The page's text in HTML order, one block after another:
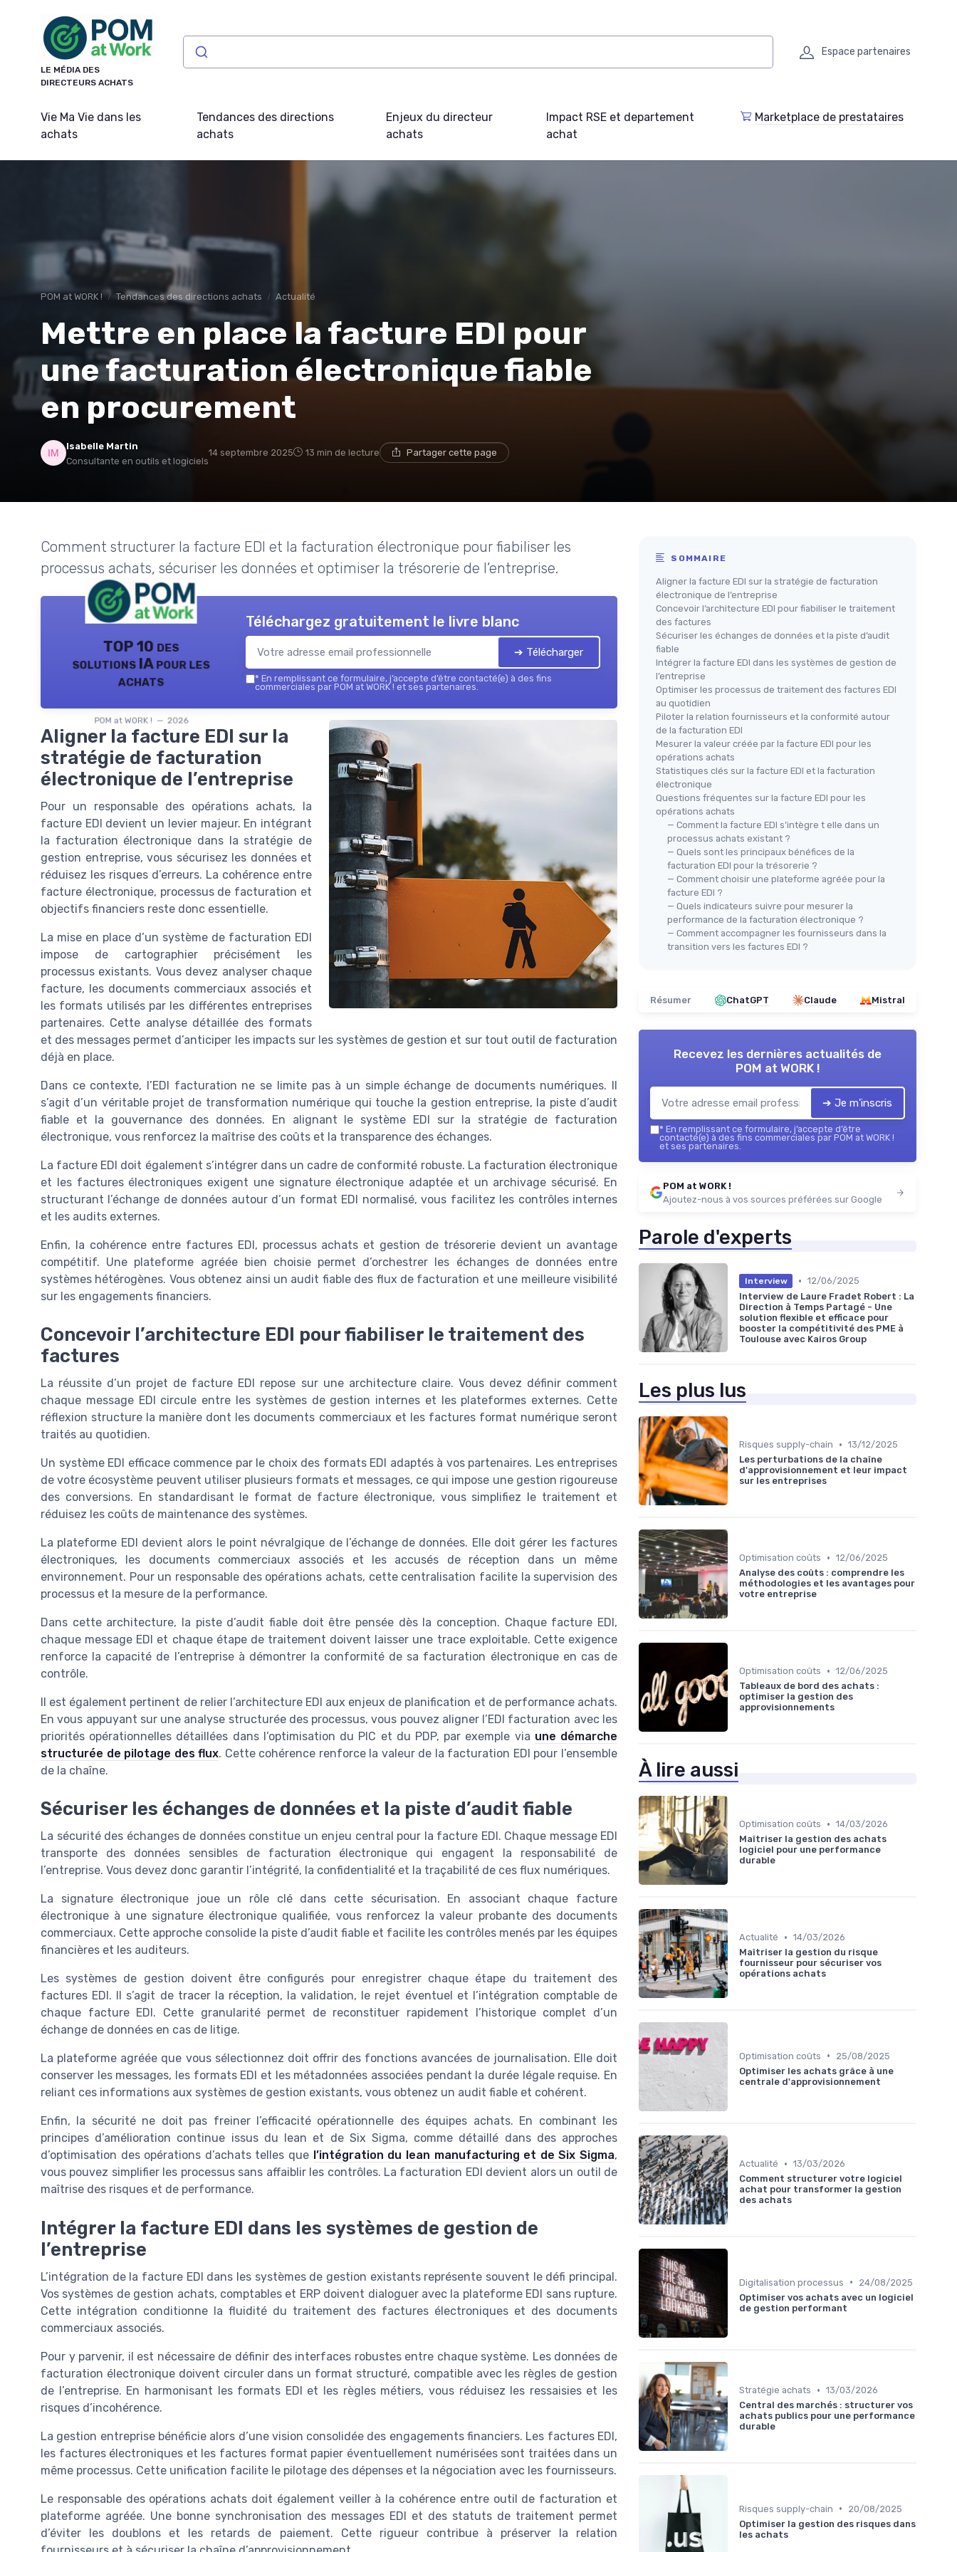
LE MÉDIA DES
DIRECTEURS ACHATS
Espace partenaires
Vie Ma Vie dans les
achats
Tendances des directions
achats
Enjeux du directeur
achats
Impact RSE et departement
achat
Marketplace de prestataires
POM at WORK ! Tendances des directions achats Actualité
Mettre en place la facture EDI pour
une facturation électronique fiable
en procurement
Isabelle Martin
Consultante en outils et logiciels
14 septembre 2025 13 min de lecture Partager cette page
Comment structurer la facture EDI et la facturation électronique pour fiabiliser les
processus achats, sécuriser les données et optimiser la trésorerie de l’entreprise.
TOP 10 des
solutions IA pour les
achats
POM at WORK ! — 2026
Téléchargez gratuitement le livre blanc
➔ Télécharger
* En remplissant ce formulaire, j’accepte d’être contacté(e) à des fins
commerciales par POM at WORK ! et ses partenaires.
Aligner la facture EDI sur la
stratégie de facturation
électronique de l’entreprise
Pour un responsable des opérations achats, la
facture EDI devient un levier majeur. En intégrant
la facturation électronique dans la stratégie de
gestion entreprise, vous sécurisez les données et
réduisez les risques d’erreurs. La cohérence entre
facture électronique, processus de facturation et
objectifs financiers reste donc essentielle.
La mise en place d’un système de facturation EDI
impose de cartographier précisément les
processus existants. Vous devez analyser chaque
facture, les documents commerciaux associés et
les formats utilisés par les différentes entreprises
partenaires. Cette analyse détaillée des formats
et des messages permet d’anticiper les impacts sur les systèmes de gestion et sur tout outil de facturation
déjà en place.
Dans ce contexte, l’EDI facturation ne se limite pas à un simple échange de documents numériques. Il
s’agit d’un véritable projet de transformation numérique qui touche la gestion entreprise, la piste d’audit
fiable et la gouvernance des données. En alignant le système EDI sur la stratégie de facturation
électronique, vous renforcez la maîtrise des coûts et la transparence des échanges.
La facture EDI doit également s’intégrer dans un cadre de conformité robuste. La facturation électronique
et les factures électroniques exigent une signature électronique adaptée et un archivage sécurisé. En
structurant l’échange de données autour d’un format EDI normalisé, vous facilitez les contrôles internes
et les audits externes.
Enfin, la cohérence entre factures EDI, processus achats et gestion de trésorerie devient un avantage
compétitif. Une plateforme agréée bien choisie permet d’orchestrer les échanges de données entre
systèmes hétérogènes. Vous obtenez ainsi un audit fiable des flux de facturation et une meilleure visibilité
sur les engagements financiers.
Concevoir l’architecture EDI pour fiabiliser le traitement des
factures
La réussite d’un projet de facture EDI repose sur une architecture claire. Vous devez définir comment
chaque message EDI circule entre les systèmes de gestion internes et les plateformes externes. Cette
réflexion structure la manière dont les documents commerciaux et les factures format numérique seront
traités au quotidien.
Un système EDI efficace commence par le choix des formats EDI adaptés à vos partenaires. Les entreprises
de votre écosystème peuvent utiliser plusieurs formats et messages, ce qui impose une gestion rigoureuse
des conversions. En standardisant le format de facture électronique, vous simplifiez le traitement et
réduisez les coûts de maintenance des systèmes.
La plateforme EDI devient alors le point névralgique de l’échange de données. Elle doit gérer les factures
électroniques, les documents commerciaux associés et les accusés de réception dans un même
environnement. Pour un responsable des opérations achats, cette centralisation facilite la supervision des
processus et la mesure de la performance.
Dans cette architecture, la piste d’audit fiable doit être pensée dès la conception. Chaque facture EDI,
chaque message EDI et chaque étape de traitement doivent laisser une trace exploitable. Cette exigence
renforce la capacité de l’entreprise à démontrer la conformité de sa facturation électronique en cas de
contrôle.
Il est également pertinent de relier l’architecture EDI aux enjeux de planification et de performance achats.
En vous appuyant sur une analyse structurée des processus, vous pouvez aligner l’EDI facturation avec les
priorités opérationnelles détaillées dans l’optimisation du PIC et du PDP, par exemple via une démarche
structurée de pilotage des flux. Cette cohérence renforce la valeur de la facturation EDI pour l’ensemble
de la chaîne.
Sécuriser les échanges de données et la piste d’audit fiable
La sécurité des échanges de données constitue un enjeu central pour la facture EDI. Chaque message EDI
transporte des données sensibles de facturation électronique qui engagent la responsabilité de
l’entreprise. Vous devez donc garantir l’intégrité, la confidentialité et la traçabilité de ces flux numériques.
La signature électronique joue un rôle clé dans cette sécurisation. En associant chaque facture
électronique à une signature électronique qualifiée, vous renforcez la valeur probante des documents
commerciaux. Cette approche consolide la piste d’audit fiable et facilite les contrôles menés par les équipes
financières et les auditeurs.
Les systèmes de gestion doivent être configurés pour enregistrer chaque étape du traitement des
factures EDI. Il s’agit de tracer la réception, la validation, le rejet éventuel et l’intégration comptable de
chaque facture EDI. Cette granularité permet de reconstituer rapidement l’historique complet d’un
échange de données en cas de litige.
La plateforme agréée que vous sélectionnez doit offrir des fonctions avancées de journalisation. Elle doit
conserver les messages, les formats EDI et les métadonnées associées pendant la durée légale requise. En
reliant ces informations aux systèmes de gestion existants, vous obtenez un audit fiable et cohérent.
Enfin, la sécurité ne doit pas freiner l’efficacité opérationnelle des équipes achats. En combinant les
principes d’amélioration continue issus du lean et de Six Sigma, comme détaillé dans des approches
d’optimisation des opérations d’achats telles que l’intégration du lean manufacturing et de Six Sigma,
vous pouvez simplifier les processus sans affaiblir les contrôles. La facturation EDI devient alors un outil de
maîtrise des risques et de performance.
Intégrer la facture EDI dans les systèmes de gestion de
l’entreprise
L’intégration de la facture EDI dans les systèmes de gestion existants représente souvent le défi principal.
Vos systèmes de gestion achats, comptables et ERP doivent dialoguer avec la plateforme EDI sans rupture.
Cette intégration conditionne la fluidité du traitement des factures électroniques et des documents
commerciaux associés.
Pour y parvenir, il est nécessaire de définir des interfaces robustes entre chaque système. Les données de
facturation électronique doivent circuler dans un format structuré, compatible avec les règles de gestion
de l’entreprise. En harmonisant les formats EDI et les règles métiers, vous réduisez les ressaisies et les
risques d’incohérence.
La gestion entreprise bénéficie alors d’une vision consolidée des engagements financiers. Les factures EDI,
les factures électroniques et les factures format papier éventuellement numérisées sont traitées dans un
même processus. Cette unification facilite le pilotage des dépenses et la négociation avec les fournisseurs.
Le responsable des opérations achats doit également veiller à la cohérence entre outil de facturation et
plateforme agréée. Une bonne synchronisation des messages EDI et des statuts de traitement permet
d’éviter les doublons et les retards de paiement. Cette rigueur contribue à préserver la relation
SOMMAIRE
Aligner la facture EDI sur la stratégie de facturation
électronique de l’entreprise
Concevoir l’architecture EDI pour fiabiliser le traitement
des factures
Sécuriser les échanges de données et la piste d’audit
fiable
Intégrer la facture EDI dans les systèmes de gestion de
l’entreprise
Optimiser les processus de traitement des factures EDI
au quotidien
Piloter la relation fournisseurs et la conformité autour
de la facturation EDI
Mesurer la valeur créée par la facture EDI pour les
opérations achats
Statistiques clés sur la facture EDI et la facturation
électronique
Questions fréquentes sur la facture EDI pour les
opérations achats
— Comment la facture EDI s’intègre t elle dans un
processus achats existant ?
— Quels sont les principaux bénéfices de la
facturation EDI pour la trésorerie ?
— Comment choisir une plateforme agréée pour la
facture EDI ?
— Quels indicateurs suivre pour mesurer la
performance de la facturation électronique ?
— Comment accompagner les fournisseurs dans la
transition vers les factures EDI ?
Résumer ChatGPT Claude Mistral
Recevez les dernières actualités de
POM at WORK !
➔ Je m'inscris
* En remplissant ce formulaire, j’accepte d’être
contacté(e) à des fins commerciales par POM at WORK !
et ses partenaires.
POM at WORK !
Ajoutez-nous à vos sources préférées sur Google
Parole d'experts
Interview • 12/06/2025
Interview de Laure Fradet Robert : La
Direction à Temps Partagé - Une
solution flexible et efficace pour
booster la compétitivité des PME à
Toulouse avec Kairos Group
Les plus lus
Risques supply-chain • 13/12/2025
Les perturbations de la chaîne
d'approvisionnement et leur impact
sur les entreprises
Optimisation coûts • 12/06/2025
Analyse des coûts : comprendre les
méthodologies et les avantages pour
votre entreprise
Optimisation coûts • 12/06/2025
Tableaux de bord des achats :
optimiser la gestion des
approvisionnements
À lire aussi
Optimisation coûts • 14/03/2026
Maîtriser la gestion des achats
logiciel pour une performance
durable
Actualité • 14/03/2026
Maîtriser la gestion du risque
fournisseur pour sécuriser vos
opérations achats
Optimisation coûts •
25/08/2025
Optimiser les achats grâce à une
centrale d'approvisionnement
Actualité • 13/03/2026
Comment structurer votre logiciel
achat pour transformer la gestion
des achats
Digitalisation processus •
24/08/2025
Optimiser vos achats avec un logiciel
de gestion performant
Stratégie achats • 13/03/2026
Central des marchés : structurer vos
achats publics pour une performance
durable
Risques supply-chain •
20/08/2025
Optimiser la gestion des risques dans
les achats